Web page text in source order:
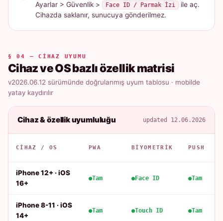
Ayarlar > Güvenlik > Face ID / Parmak İzi
ile aç.
Cihazda saklanır, sunucuya gönderilmez.
§ 04 — CIHAZ UYUMU
Cihaz ve OS bazlı özellik matrisi
v2026.06.12 sürümünde doğrulanmış uyum tablosu · mobilde
yatay kaydırılır
Cihaz & özellik uyumluluğu updated 12.06.2026
CIHAZ / OS PWA BIYOMETRIK PUSH
iPhone 12+ · iOS
16+
Tam Face ID Tam
iPhone 8-11 · iOS
14+
Tam Touch ID Tam